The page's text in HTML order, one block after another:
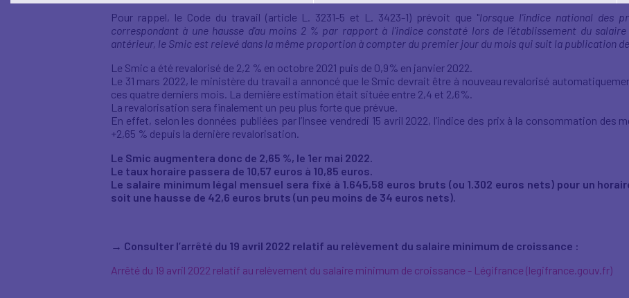
Pour rappel, le Code du travail (article L. 3231-5 et L. 3423-1) prévoit que "lorsque l'indice national des
correspondant à une hausse d'au moins 2 % par rapport à l'indice constaté lors de l'établissement du
antérieur, le Smic est relevé dans la même proportion à compter du premier jour du mois qui suit la publication
Le Smic a été revalorisé de 2,2 % en octobre 2021 puis de 0,9% en janvier 2022.
Le 31 mars 2022, le ministère du travail a annoncé que le Smic devrait être à nouveau revalorisé
ces quatre derniers mois. La dernière estimation était située entre 2,4 et 2,6%.
La revalorisation sera finalement un peu plus forte que prévue.
En effet, selon les données publiées par l’Insee vendredi 15 avril 2022, l’indice des prix à la consommation des
+2,65 % depuis la dernière revalorisation.
Le Smic augmentera donc de 2,65 %, le 1er mai 2022.
Le taux horaire passera de 10,57 euros à 10,85 euros.
Le salaire minimum légal mensuel sera fixé à 1.645,58 euros bruts (ou 1.302 euros nets) pour un
soit une hausse de 42,6 euros bruts (un peu moins de 34 euros nets).
→ Consulter l’arrêté du 19 avril 2022 relatif au relèvement du salaire minimum de croissance :
Arrêté du 19 avril 2022 relatif au relèvement du salaire minimum de croissance - Légifrance (legifrance.gouv.fr)